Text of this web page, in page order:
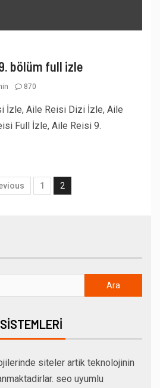
bölüm full izle
870
İzle, Aile Reisi Dizi İzle, Aile
Full İzle, Aile Reisi 9.
1 2
siteler artik teknolojinin
seo uyumlu